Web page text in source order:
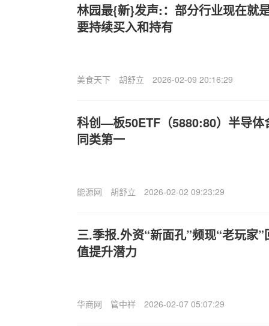
林园最{新}发声:：部分行业现在就
要持续买入和持有
美食天下 胡舒立 2026-02-09 20:16:29
科创—板50ETF（5880:80）半导体
同类第一
能源网 胡舒立 2026-02-02 09:23:29
三.季报.外资“新面孔”频现“老玩家
值提升潜力
华商网 管中祥 2026-02-07 05:07:29